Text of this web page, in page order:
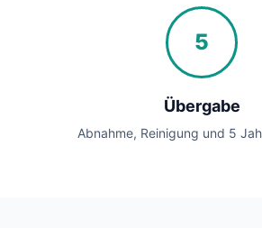
5
Übergabe
Abnahme, Reinigung und 5